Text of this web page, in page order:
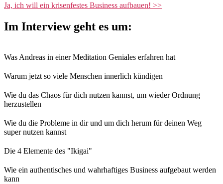
Ja, ich will ein krisenfestes Business aufbauen! >>
Im Interview geht es um:
Was Andreas in einer Meditation Geniales erfahren hat
Warum jetzt so viele Menschen innerlich kündigen
Wie du das Chaos für dich nutzen kannst, um wieder Ordnung
herzustellen
Wie du die Probleme in dir und um dich herum für deinen Weg
super nutzen kannst
Die 4 Elemente des "Ikigai"
Wie ein authentisches und wahrhaftiges Business aufgebaut werden
kann